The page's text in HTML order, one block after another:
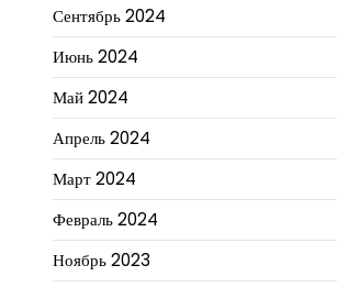
Сентябрь 2024
Июнь 2024
Май 2024
Апрель 2024
Март 2024
Февраль 2024
Ноябрь 2023